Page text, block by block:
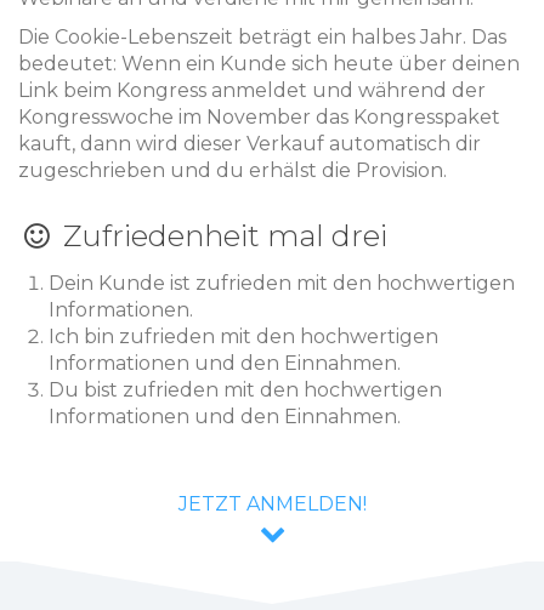
Die Cookie-Lebenszeit beträgt ein halbes Jahr. Das
bedeutet: Wenn ein Kunde sich heute über deinen
Link beim Kongress anmeldet und während der
Kongresswoche im November das Kongresspaket
kauft, dann wird dieser Verkauf automatisch dir
zugeschrieben und du erhälst die Provision.
Zufriedenheit mal drei
Dein Kunde ist zufrieden mit den hochwertigen
Informationen.
Ich bin zufrieden mit den hochwertigen
Informationen und den Einnahmen.
Du bist zufrieden mit den hochwertigen
Informationen und den Einnahmen.
JETZT ANMELDEN!